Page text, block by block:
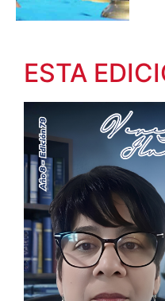
ESTA